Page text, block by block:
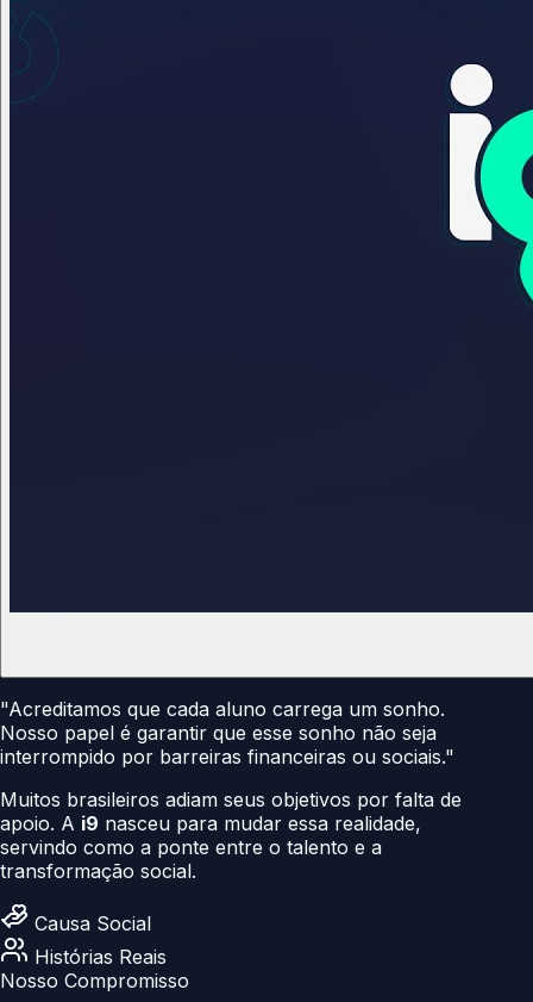
"Acreditamos que cada aluno carrega um sonho.
Nosso papel é garantir que esse sonho não seja
interrompido por barreiras financeiras ou sociais."
Muitos brasileiros adiam seus objetivos por falta de
apoio. A i9 nasceu para mudar essa realidade,
servindo como a ponte entre o talento e a
transformação social.
Causa Social
Histórias Reais
Nosso Compromisso